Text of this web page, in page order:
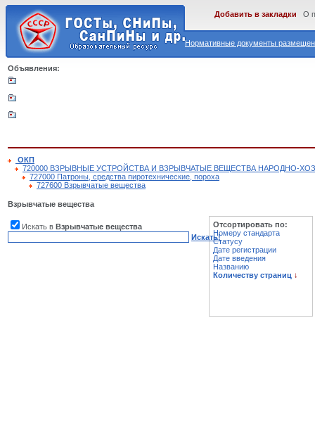
Нормативные документы
Добавить в закладки О
Объявления:
ОКП
720000 ВЗРЫВНЫЕ УСТРОЙСТВА И ВЗРЫВЧАТЫЕ ВЕЩЕСТВА НАРОДНО-
727000 Патроны, средства пиротехнические, пороха
727600 Взрывчатые вещества
Взрывчатые вещества
Искать в Взрывчатые вещества
Искать!
Отсортировать по:
Номеру стандарта
Статусу
Дате регистрации
Дате введения
Названию
Количеству страниц ↓